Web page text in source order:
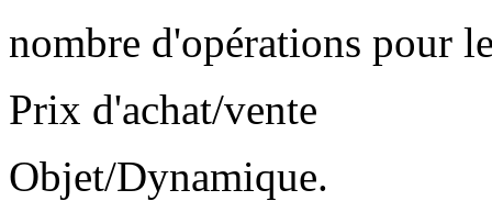
nombre d'opérations pour
Prix d'achat/vente
Objet/Dynamique.